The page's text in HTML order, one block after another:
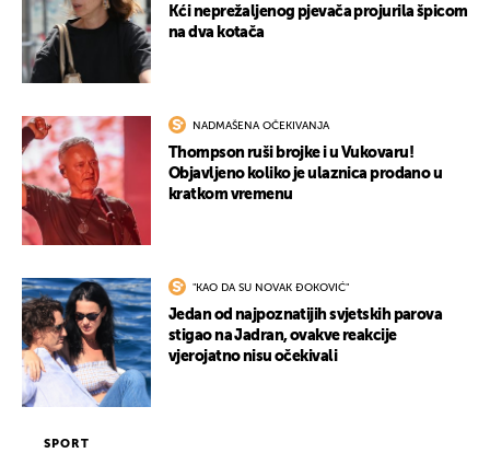
Kći neprežaljenog pjevača projurila špicom
na dva kotača
NADMAŠENA OČEKIVANJA
Thompson ruši brojke i u Vukovaru!
Objavljeno koliko je ulaznica prodano u
kratkom vremenu
"KAO DA SU NOVAK ĐOKOVIĆ"
Jedan od najpoznatijih svjetskih parova
stigao na Jadran, ovakve reakcije
vjerojatno nisu očekivali
SPORT